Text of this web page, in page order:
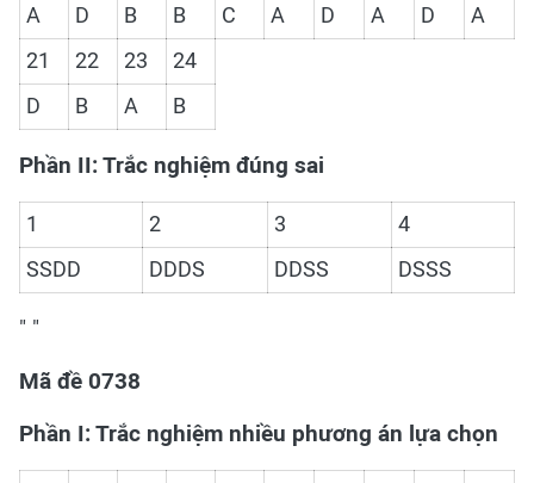
A
D B B C A D A D
A
21
22 23
24
D
B A B
Phần II: Trắc nghiệm đúng sai
1 2 3
4
SSDD
DDDS DDSS DSSS
" "
Mã đề 0738
Phần I: Trắc nghiệm nhiều phương án lựa chọn